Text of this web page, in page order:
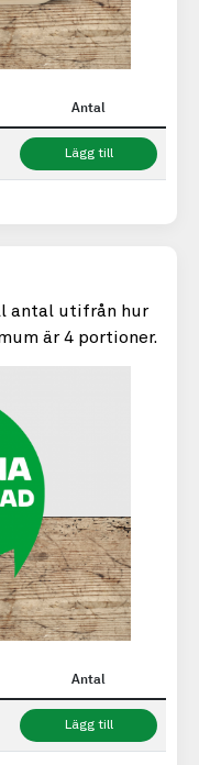
Antal
Lägg till
antal utifrån hur
är 4 portioner.
Antal
Lägg till